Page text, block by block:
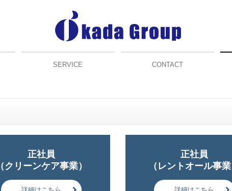
SERVICE CONTACT
正社員
（クリーンケア事業）
正社員
（レントオール事